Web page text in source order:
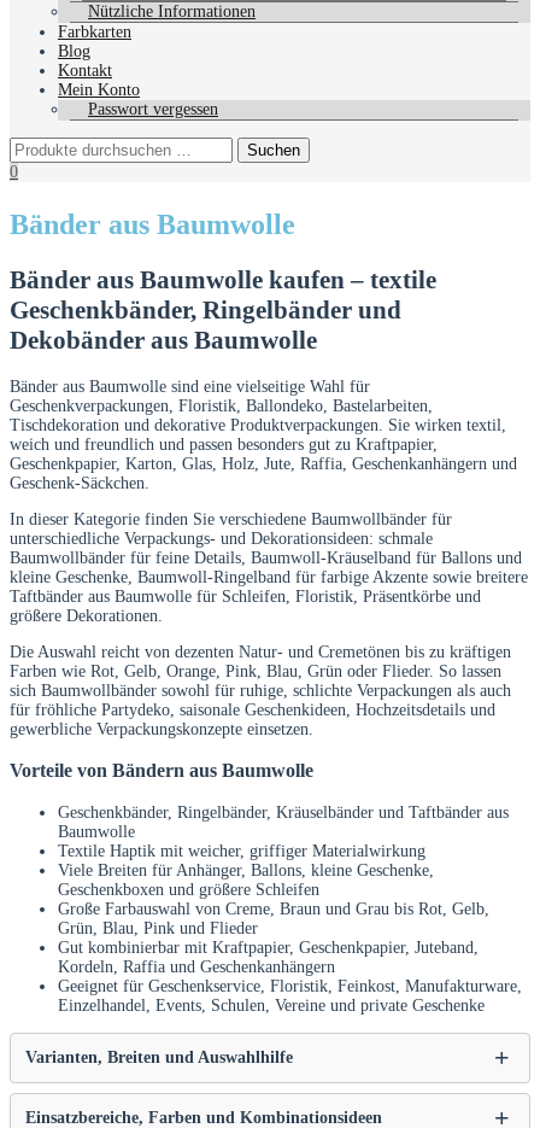
Nützliche Informationen
Farbkarten
Blog
Kontakt
Mein Konto
Passwort vergessen
0
Bänder aus Baumwolle
Bänder aus Baumwolle kaufen – textile
Geschenkbänder, Ringelbänder und
Dekobänder aus Baumwolle
Bänder aus Baumwolle sind eine vielseitige Wahl für
Geschenkverpackungen, Floristik, Ballondeko, Bastelarbeiten,
Tischdekoration und dekorative Produktverpackungen. Sie wirken textil,
weich und freundlich und passen besonders gut zu Kraftpapier,
Geschenkpapier, Karton, Glas, Holz, Jute, Raffia, Geschenkanhängern und
Geschenk-Säckchen.
In dieser Kategorie finden Sie verschiedene Baumwollbänder für
unterschiedliche Verpackungs- und Dekorationsideen: schmale
Baumwollbänder für feine Details, Baumwoll-Kräuselband für Ballons und
kleine Geschenke, Baumwoll-Ringelband für farbige Akzente sowie breitere
Taftbänder aus Baumwolle für Schleifen, Floristik, Präsentkörbe und
größere Dekorationen.
Die Auswahl reicht von dezenten Natur- und Cremetönen bis zu kräftigen
Farben wie Rot, Gelb, Orange, Pink, Blau, Grün oder Flieder. So lassen
sich Baumwollbänder sowohl für ruhige, schlichte Verpackungen als auch
für fröhliche Partydeko, saisonale Geschenkideen, Hochzeitsdetails und
gewerbliche Verpackungskonzepte einsetzen.
Vorteile von Bändern aus Baumwolle
Geschenkbänder, Ringelbänder, Kräuselbänder und Taftbänder aus
Baumwolle
Textile Haptik mit weicher, griffiger Materialwirkung
Viele Breiten für Anhänger, Ballons, kleine Geschenke,
Geschenkboxen und größere Schleifen
Große Farbauswahl von Creme, Braun und Grau bis Rot, Gelb,
Grün, Blau, Pink und Flieder
Gut kombinierbar mit Kraftpapier, Geschenkpapier, Juteband,
Kordeln, Raffia und Geschenkanhängern
Geeignet für Geschenkservice, Floristik, Feinkost, Manufakturware,
Einzelhandel, Events, Schulen, Vereine und private Geschenke
Varianten, Breiten und Auswahlhilfe
Einsatzbereiche, Farben und Kombinationsideen